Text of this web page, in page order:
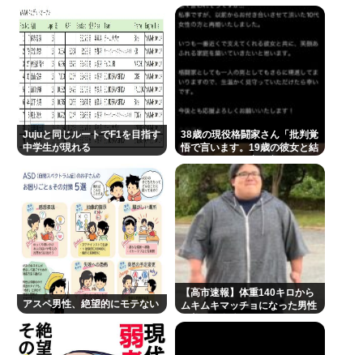
Jujuと同じルートでF1を目指す
中学生が現れる
38歳の現役格闘家さん「批判覚
悟で言います。19歳の彼女と結
達に見つかり炎上
アスペ男性、絶望的にモテない
【高市速報】体重140キロから
ムキムキマッチョになった男性